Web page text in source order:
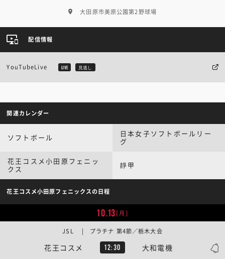
大田原市美原公園第2野球場
配信情報
YouTubeLive LIVE 見逃し
関連カレンダー
ソフトボール
日本女子ソフトボールリー
グ
花王コスメ小田原フェニッ
クス
靜甲
花王コスメ小田原フェニックスの日程
10.13[月]
花王コスメ 12:30 大和電機
JSL | プラチナ 第4節／栃木大会